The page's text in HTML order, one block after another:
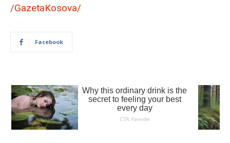
/GazetaKosova/
Facebook